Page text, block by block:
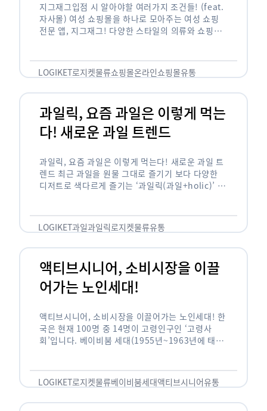
지그재그입점 시 알아야할 여러가지 조건들! (feat.
자사몰) 여성 쇼핑몰을 하나로 모아주는 여성 쇼핑
전문 앱, 지그재그! 다양한 스타일의 의류와 쇼핑몰
LOGIKET로지켓물류쇼핑몰온라인쇼핑몰유통
과일릭, 요즘 과일은 이렇게 먹는
다! 새로운 과일 트렌드
과일릭, 요즘 과일은 이렇게 먹는다! 새로운 과일 트
렌드 최근 과일을 원물 그대로 즐기기 보다 다양한
디저트로 색다르게 즐기는 ‘과일릭(과일+holic)’ 트
…
LOGIKET과일과일릭로지켓물류유통
액티브시니어, 소비시장을 이끌
어가는 노인세대!
액티브시니어, 소비시장을 이끌어가는 노인세대! 한
국은 현재 100명 중 14명이 고령인구인 ‘고령사
회’입니다. 베이비붐 세대(1955년~1963년에 태어
오고 있습니다. 하지만 사회가 늙어가는 …
LOGIKET로지켓물류베이비붐세대액티브시니어유통